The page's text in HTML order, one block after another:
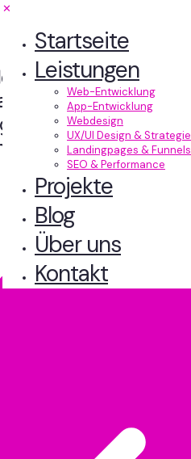
✕
Startseite
Leistungen
Web-Entwicklung
App-Entwicklung
Webdesign
UX/UI Design & Strategie
Landingpages & Funnels
SEO & Performance
Projekte
Blog
Über uns
Kontakt
und